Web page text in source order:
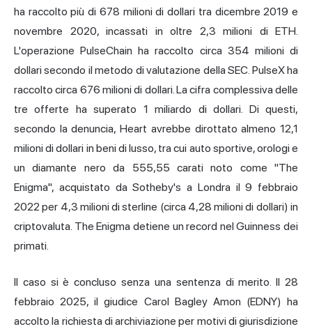
ha raccolto più di 678 milioni di dollari tra dicembre 2019 e
novembre 2020, incassati in oltre 2,3 milioni di ETH.
L'operazione PulseChain ha raccolto circa 354 milioni di
dollari secondo il metodo di valutazione della SEC. PulseX ha
raccolto circa 676 milioni di dollari. La cifra complessiva delle
tre offerte ha superato 1 miliardo di dollari. Di questi,
secondo la denuncia, Heart avrebbe dirottato almeno 12,1
milioni di dollari in beni di lusso, tra cui auto sportive, orologi e
un diamante nero da 555,55 carati noto come "The
Enigma", acquistato da Sotheby's a Londra il 9 febbraio
2022 per 4,3 milioni di sterline (circa 4,28 milioni di dollari) in
criptovaluta. The Enigma detiene un record nel Guinness dei
primati.
Il caso si è concluso senza una sentenza di merito. Il 28
febbraio 2025, il giudice Carol Bagley Amon (EDNY) ha
accolto la richiesta di archiviazione per motivi di giurisdizione